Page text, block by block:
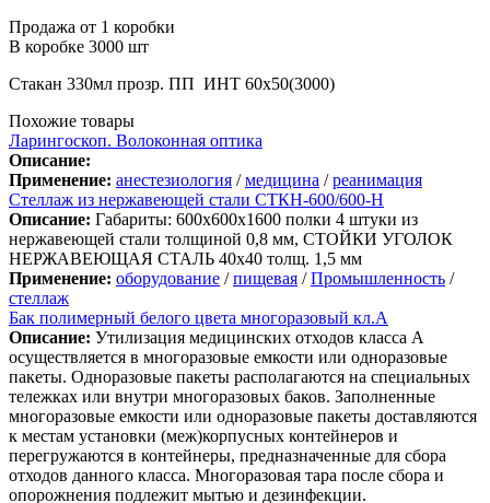
Продажа от 1 коробки
В коробке 3000 шт
Стакан 330мл прозр. ПП ИНТ 60х50(3000)
Похожие товары
Ларингоскоп. Волоконная оптика
Описание:
Применение: анестезиология /медицина /реанимация
Стеллаж из нержавеющей стали СТКН-600/600-Н
Описание: Габариты: 600х600х1600 полки 4 штуки из
нержавеющей стали толщиной 0,8 мм, СТОЙКИ УГОЛОК
НЕРЖАВЕЮЩАЯ СТАЛЬ 40х40 толщ. 1,5 мм
Применение: оборудование /пищевая /Промышленность /
стеллаж
Бак полимерный белого цвета многоразовый кл.А
Описание: Утилизация медицинских отходов класса А
осуществляется в многоразовые емкости или одноразовые
пакеты. Одноразовые пакеты располагаются на специальных
тележках или внутри многоразовых баков. Заполненные
многоразовые емкости или одноразовые пакеты доставляются
к местам установки (меж)корпусных контейнеров и
перегружаются в контейнеры, предназначенные для сбора
отходов данного класса. Многоразовая тара после сбора и
опорожнения подлежит мытью и дезинфекции.